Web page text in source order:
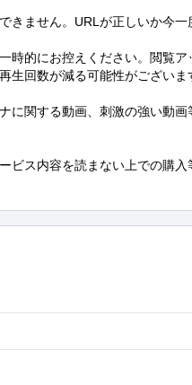
ません。URLが正しいか今一
的にお控えください。閲覧ア
生回数が減る可能性がございま
に関する動画、刺激の強い動画
ビス内容を読まない上での購入